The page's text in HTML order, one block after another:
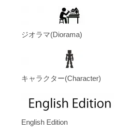
ジオラマ(Diorama)
キャラクター(Character)
English Edition